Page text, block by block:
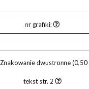
nr grafiki:
Znakowanie dwustronne(0,50
tekst str. 2